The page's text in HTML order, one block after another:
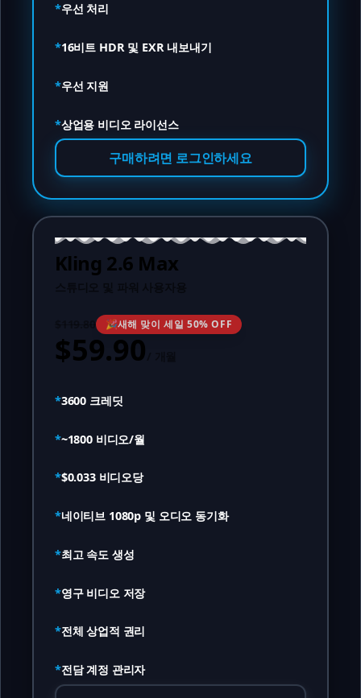
*우선 처리
*16비트 HDR 및 EXR 내보내기
*우선 지원
*상업용 비디오 라이선스
구매하려면 로그인하세요
Kling 2.6 Max
🎉새해 맞이 세일 50% OFF
$59.90
*3600 크레딧
*~1800 비디오/월
*$0.033 비디오당
*네이티브 1080p 및 오디오 동기화
*최고 속도 생성
*영구 비디오 저장
*전체 상업적 권리
*전담 계정 관리자